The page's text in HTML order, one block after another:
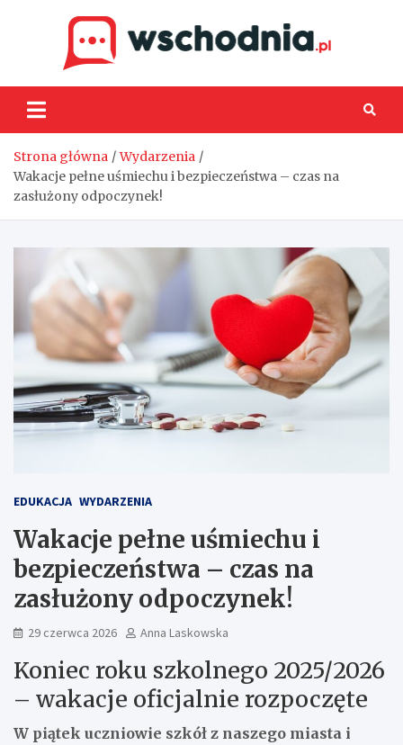
Strona główna
Wydarzenia
Wakacje pełne uśmiechu i bezpieczeństwa – czas na
zasłużony odpoczynek!
EDUKACJA WYDARZENIA
Wakacje pełne uśmiechu i
bezpieczeństwa – czas na
zasłużony odpoczynek!
29 czerwca 2026 Anna Laskowska
Koniec roku szkolnego 2025/2026
– wakacje oficjalnie rozpoczęte
W piątek uczniowie szkół z naszego miasta i